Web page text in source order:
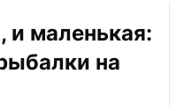
и маленькая:
на